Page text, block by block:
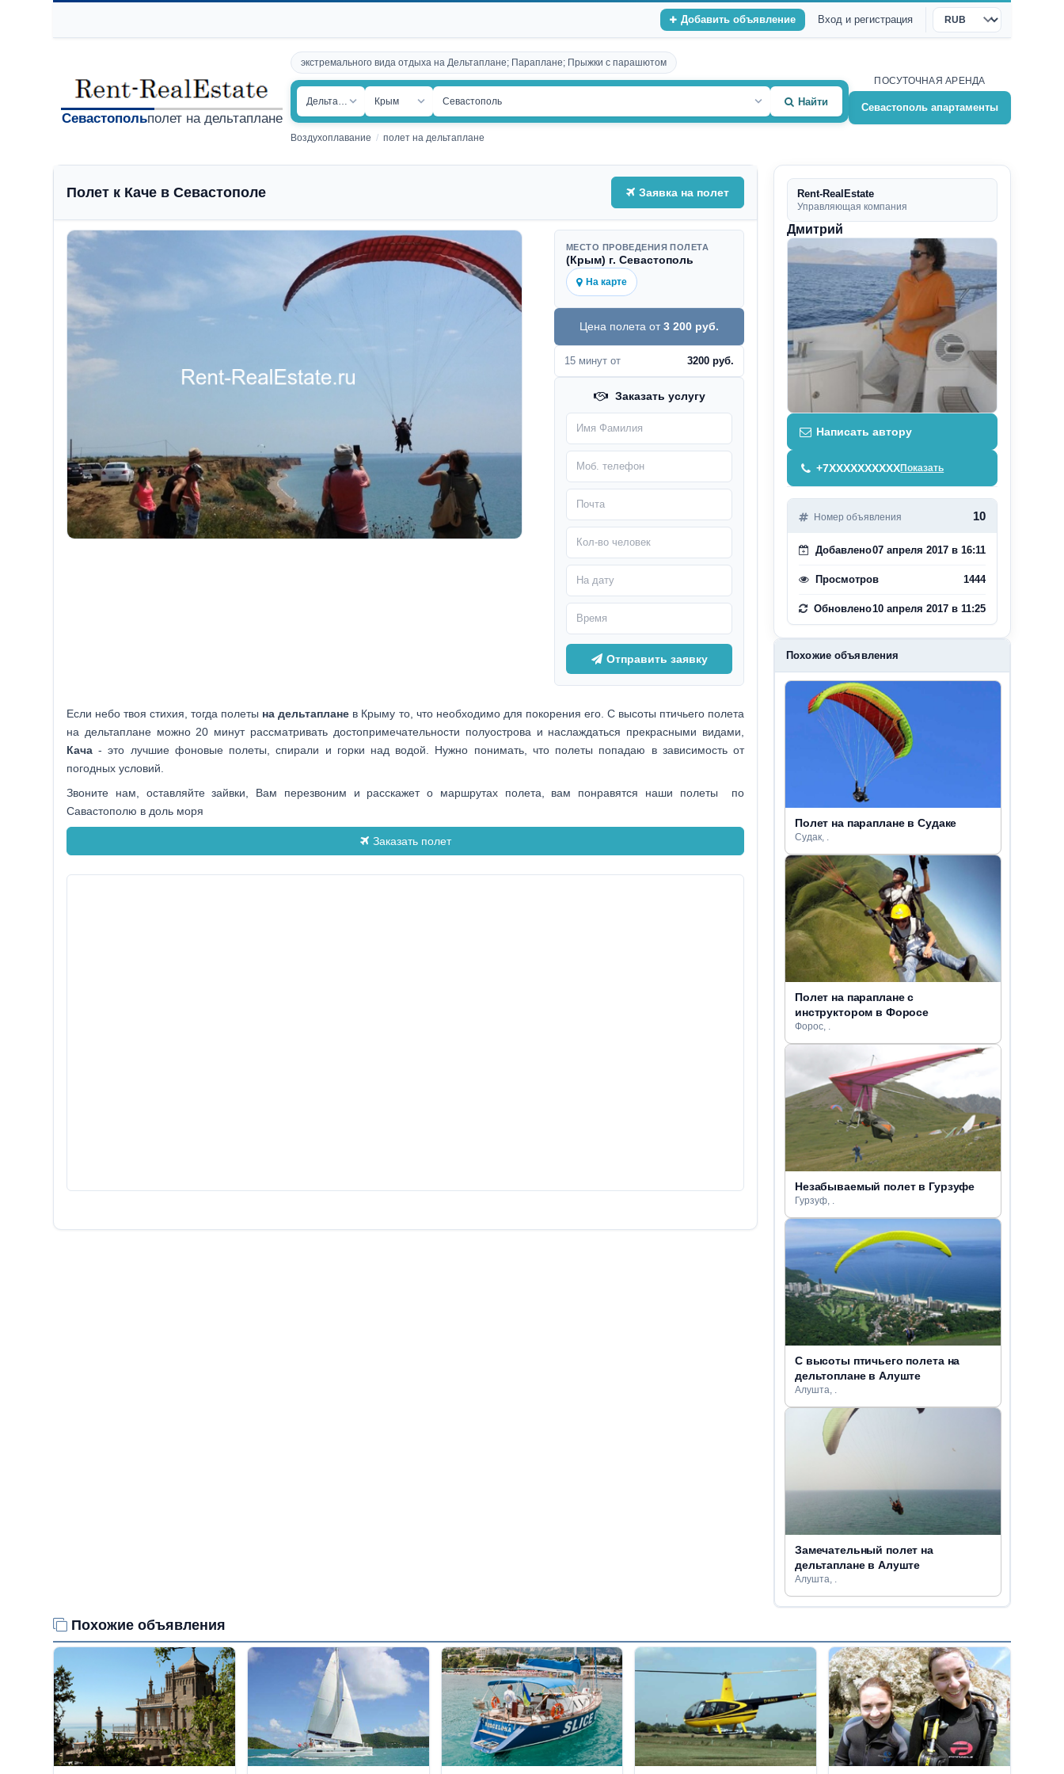
Добавить объявление Вход и регистрация
Валюта
Севастопольполет на дельтаплане
экстремального вида отдыха на Дельтаплане; Параплане; Прыжки с парашютом
Дельтаплан Крым Севастополь Найти
Воздухоплавание полет на дельтаплане
ПОСУТОЧНАЯ АРЕНДА
Севастополь апартаменты
Полет к Каче в Севастополе Заявка на полет
МЕСТО ПРОВЕДЕНИЯ ПОЛЕТА
(Крым) г. Севастополь
На карте
Цена полета от3 200 руб.
15 минут от 3200 руб.
Заказать услугу
Отправить заявку
Если небо твоя стихия, тогда полеты на дельтаплане в Крыму то, что необходимо для покорения его. С высоты птичьего полета
на дельтаплане можно 20 минут рассматривать достопримечательности полуострова и наслаждаться прекрасными видами,
Кача - это лучшие фоновые полеты, спирали и горки над водой. Нужно понимать, что полеты попадаю в зависимость от
погодных условий.
Звоните нам, оставляйте зайвки, Вам перезвоним и расскажет о маршрутах полета, вам понравятся наши полеты по
Савастополю в доль моря
Заказать полет
Rent-RealEstate
Управляющая компания
Дмитрий
Написать автору
+7XXXXXXXXXXПоказать
Номер объявления 10
Добавлено07 апреля 2017 в 16:11
Просмотров 1444
Обновлено10 апреля 2017 в 11:25
Похожие объявления
Полет на параплане в Судаке
Судак, .
Полет на параплане с
инструктором в Форосе
Форос, .
Незабываемый полет в Гурзуфе
Гурзуф, .
С высоты птичьего полета на
дельтоплане в Алуште
Алушта, .
Замечательный полет на
дельтаплане в Алуште
Алушта, .
Похожие объявления